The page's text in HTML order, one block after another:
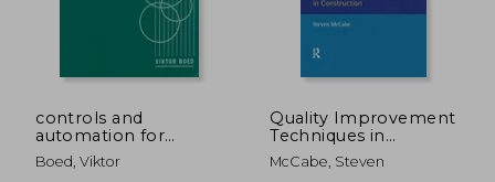
controls and
automation for
facilities managers:
efficient ddc systems
Boed, Viktor
Quality Improvement
Techniques in
Construction:
Principles and
McCabe, Steven